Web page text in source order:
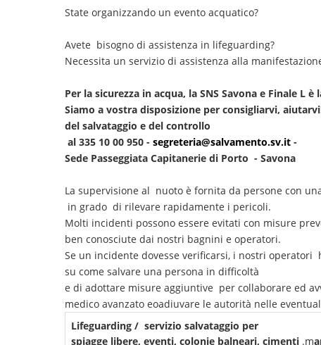
State organizzando un evento acquatico?
Avete bisogno di assistenza in lifeguarding?
Necessita un servizio di assistenza alla
Per la sicurezza in acqua, la SNS Savona e Finale L
Siamo a vostra disposizione per consigliarvi,
del salvataggio e del controllo
al 335 10 00 950 - segreteria@salvamento.sv.it -
Sede Passeggiata Capitanerie di Porto - Savona
La supervisione al nuoto è fornita da persone con
in grado di rilevare rapidamente i pericoli.
Molti incidenti possono essere evitati con misure
ben conosciute dai nostri bagnini e operatori.
Se un incidente dovesse verificarsi, i nostri operatori
su come salvare una persona in difficoltà
e di adottare misure aggiuntive per collaborare ed
medico avanzato eoadiuvare le autorità nelle
Lifeguarding / servizio salvataggio per
spiagge libere, eventi, colonie balneari, cimenti .m